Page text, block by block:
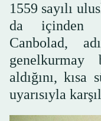
1559 sayılı
da içinden
Canbolad,
genelkurmay
aldığını,
uyarısıyla